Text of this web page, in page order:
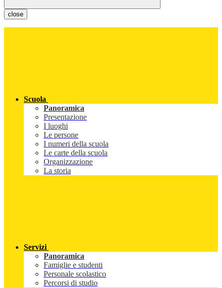
close
Scuola
Panoramica
Presentazione
I luoghi
Le persone
I numeri della scuola
Le carte della scuola
Organizzazione
La storia
Servizi
Panoramica
Famiglie e studenti
Personale scolastico
Percorsi di studio